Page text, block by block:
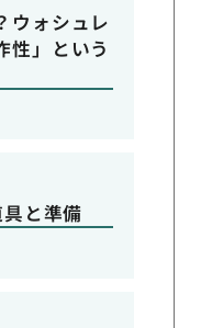
ウォシュレ
性」という
と準備